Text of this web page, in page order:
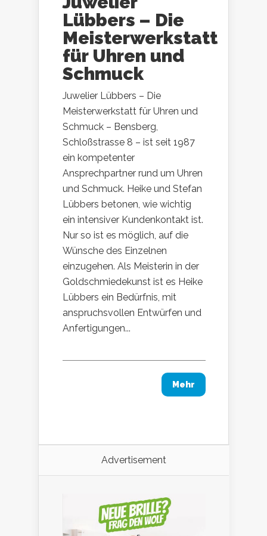
Lübbers – Die
Meisterwerkstatt
für Uhren und
Schmuck
Juwelier Lübbers – Die
Meisterwerkstatt für Uhren und
Schmuck – Bensberg,
Schloßstrasse 8 – ist seit 1987
ein kompetenter
Ansprechpartner rund um Uhren
und Schmuck. Heike und Stefan
Lübbers betonen, wie wichtig
ein intensiver Kundenkontakt ist.
Nur so ist es möglich, auf die
Wünsche des Einzelnen
einzugehen. Als Meisterin in der
Goldschmiedekunst ist es Heike
Lübbers ein Bedürfnis, mit
anspruchsvollen Entwürfen und
Anfertigungen...
Mehr
Advertisement